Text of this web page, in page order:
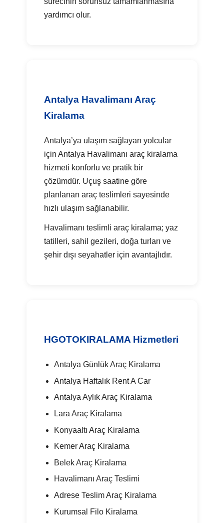
yardımcı olur.
Antalya Havalimanı Araç
Kiralama
Antalya’ya ulaşım sağlayan yolcular
için Antalya Havalimanı araç kiralama
hizmeti konforlu ve pratik bir
çözümdür. Uçuş saatine göre
planlanan araç teslimleri sayesinde
hızlı ulaşım sağlanabilir.
Havalimanı teslimli araç kiralama; yaz
tatilleri, sahil gezileri, doğa turları ve
şehir dışı seyahatler için avantajlıdır.
HGOTOKIRALAMA Hizmetleri
Antalya Günlük Araç Kiralama
Antalya Haftalık Rent A Car
Antalya Aylık Araç Kiralama
Lara Araç Kiralama
Konyaaltı Araç Kiralama
Kemer Araç Kiralama
Belek Araç Kiralama
Havalimanı Araç Teslimi
Adrese Teslim Araç Kiralama
Kurumsal Filo Kiralama